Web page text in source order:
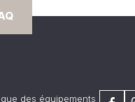
des équipements